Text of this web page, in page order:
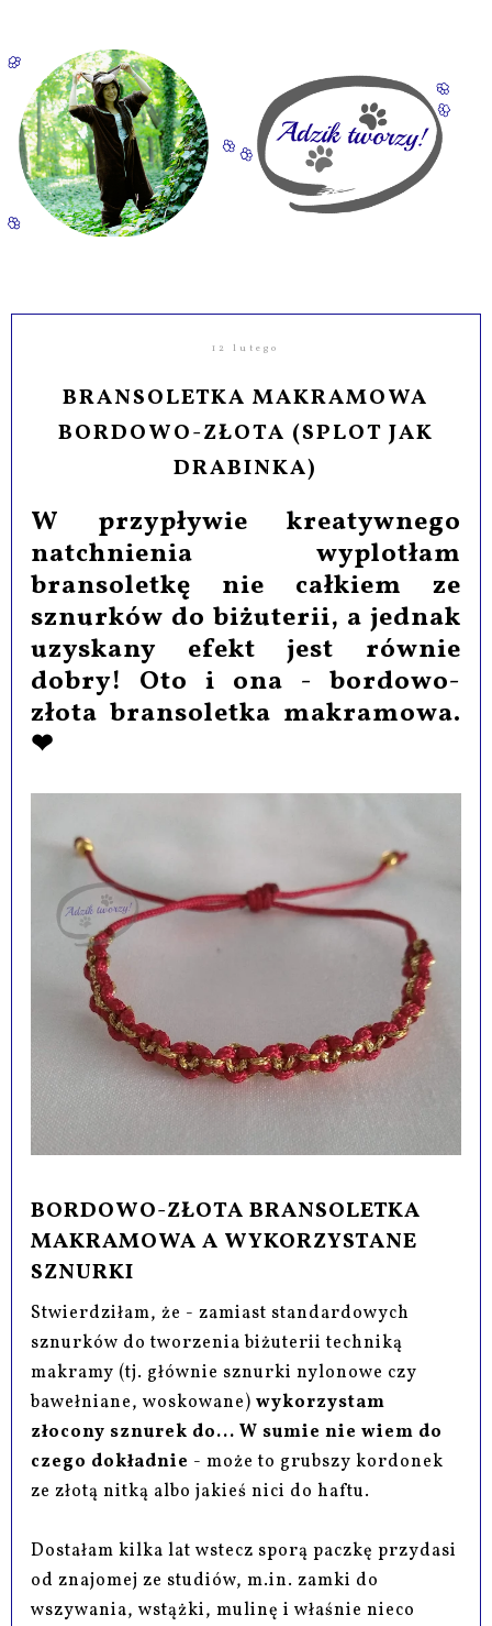
12 lutego
BRANSOLETKA MAKRAMOWA
BORDOWO-ZŁOTA (SPLOT JAK
DRABINKA)
W przypływie kreatywnego
natchnienia wyplotłam
bransoletkę nie całkiem ze
sznurków do biżuterii, a jednak
uzyskany efekt jest równie
dobry! Oto i ona - bordowo-
złota bransoletka makramowa.
❤
BORDOWO-ZŁOTA BRANSOLETKA
MAKRAMOWA A WYKORZYSTANE
SZNURKI
Stwierdziłam, że - zamiast standardowych
sznurków do tworzenia biżuterii techniką
makramy (tj. głównie sznurki nylonowe czy
bawełniane, woskowane)wykorzystam
złocony sznurek do... W sumie nie wiem do
czego dokładnie - może to grubszy kordonek
ze złotą nitką albo jakieś nici do haftu.
Dostałam kilka lat wstecz sporą paczkę przydasi
od znajomej ze studiów, m.in. zamki do
wszywania, wstążki, mulinę i właśnie nieco